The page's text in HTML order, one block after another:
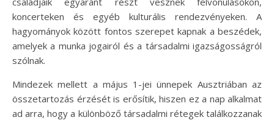
koncerteken és egyéb kulturális rendezvényeken. A
hagyományok között fontos szerepet kapnak a beszédek,
amelyek a munka jogairól és a társadalmi igazságosságról
szólnak.
Mindezek mellett a május 1-jei ünnepek Ausztriában az
összetartozás érzését is erősítik, hiszen ez a nap alkalmat
ad arra, hogy a különböző társadalmi rétegek találkozzanak